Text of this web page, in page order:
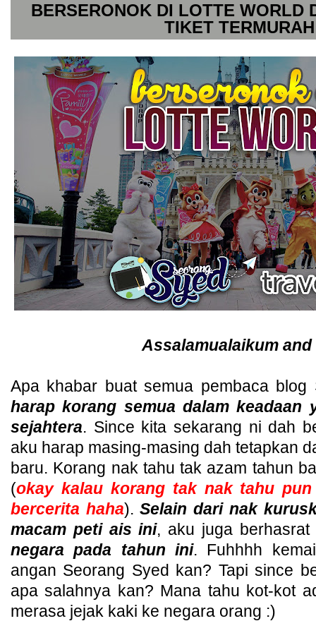
BERSERONOK DI LOTTE WORLD
TIKET TERMURAH
Assalamualaikum and
Apa khabar buat semua pembaca
harap korang semua dalam keadaan
sejahtera. Since kita sekarang ni dah
aku harap masing-masing dah tetapkan
baru. Korang nak tahu tak azam tahun
(okay kalau korang tak nak tahu
bercerita haha).Selain dari nak
macam peti ais ini, aku juga
negara pada tahun ini. Fuhhhh
angan Seorang Syed kan? Tapi since
apa salahnya kan? Mana tahu kot-kot
merasa jejak kaki ke negara orang :)